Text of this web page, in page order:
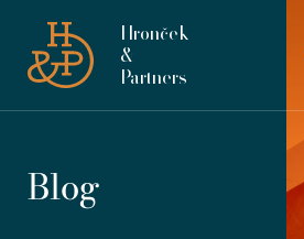
Hronček
&
Partners
Blog